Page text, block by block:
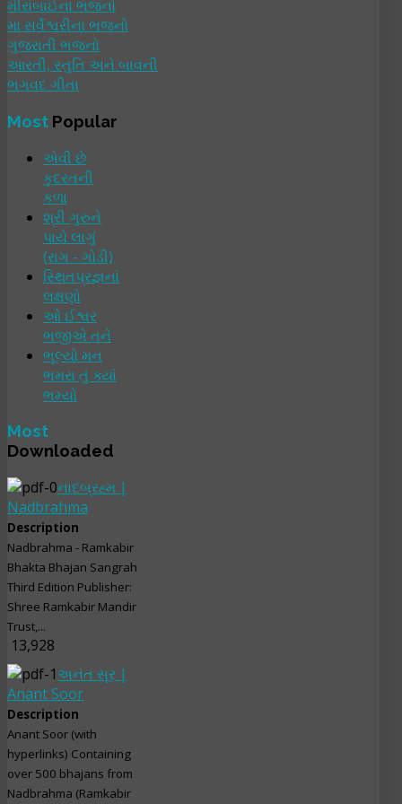
મીરાંબાઈના ભજનો
મા સર્વેશ્વરીના ભજનો
ગુજરાતી ભજનો
આરતી, સ્તુતિ અને બાવની
ભગવદ ગીતા
Most Popular
એવી છે
કુદરતની
કળા
શ્રી ગુરુને
પાયે લાગું
(રાગ - ગોડી)
સ્થિતપ્રજ્ઞનાં
લક્ષણો
ઓ ઈશ્વર
ભજીએ તને
ભૂલ્યો મન
ભમરા તું ક્યાં
ભમ્યો
Most
Downloaded
નાદબ્રહ્મ |
Nadbrahma
Description
Nadbrahma - Ramkabir
Bhakta Bhajan Sangrah
Third Edition Publisher:
Shree Ramkabir Mandir
Trust,...
13,928
અનંત સૂર |
Anant Soor
Description
Anant Soor (with
hyperlinks) Containing
over 500 bhajans from
Nadbrahma (Ramkabir